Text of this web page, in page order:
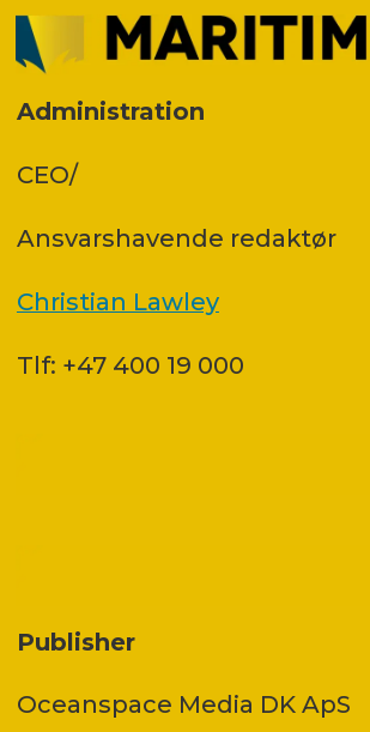
Administration
CEO/
Ansvars­havende redaktør
Christian Lawley
Tlf: +47 400 19 000
Publisher
Oceanspace Media DK ApS